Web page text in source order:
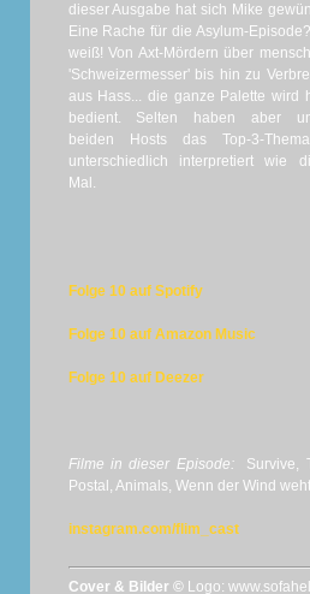
dieser Ausgabe hat sich Mike
Eine Rache für die Asylum-
weiß! Von Axt-Mördern über
'Schweizermesser' bis hin zu
aus Hass... die ganze Palette wird
bedient. Selten haben aber
beiden Hosts das Top-3-
unterschiedlich interpretiert wie
Mal.
Folge 10 auf Spotify
Folge 10 auf Amazon Music
Folge 10 auf Deezer
Filme in dieser Episode:Survive,
Postal, Animals, Wenn der Wind
instagram.com/flim_cast
Cover & Bilder © Logo: